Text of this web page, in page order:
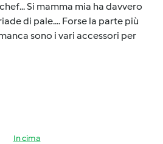
Si mamma mia ha davvero
di pale.... Forse la parte più
sono i vari accessori per
In cima